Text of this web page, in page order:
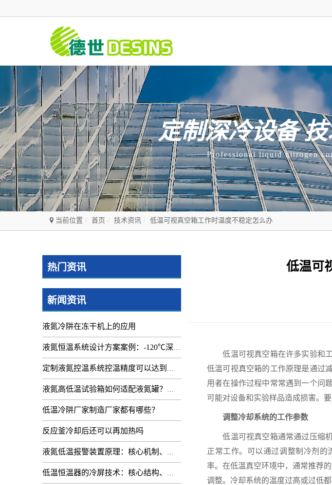
定制深冷设备
Professional liquid nitrogen
当前位置 首页 技术资讯 低温可视真空箱工作时温度不稳定怎么办
热门资讯
新闻资讯
液氮冷阱在冻干机上的应用
液氮恒温系统设计方案案例：-120℃深冷控温装置实操记录
定制液氮控温系统控温精度可以达到的范围及应用
液氮高低温试验箱如何适配液氮罐？核心要点与实操指南
低温冷阱厂家制造厂家都有哪些？
反应釜冷却后还可以再加热吗
液氮低温报警装置原理：核心机制、组成与应用解析
低温恒温器的冷屏技术：核心结构、功能与设计解析
低温可
低温可视真空箱在许多实验和工
低温可视真空箱的工作原理是通过
用者在操作过程中常常遇到一个问
可能对设备和实验样品造成损害。
调整冷却系统的工作参数
低温可视真空箱通常通过压缩机
正常工作。可以通过调整制冷剂
率。在低温真空环境中，通常推荐
调整。冷却系统的温度过高或过低都